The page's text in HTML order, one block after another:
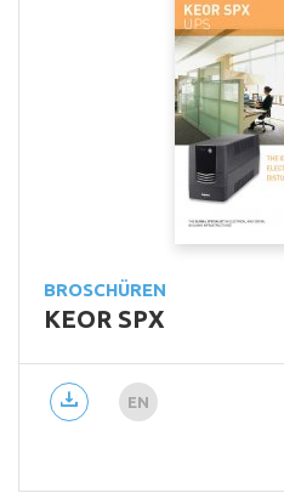
BROSCHÜREN
KEOR SPX
EN